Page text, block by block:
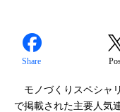
Share
モノづくりスペシャ
で掲載された主要人気